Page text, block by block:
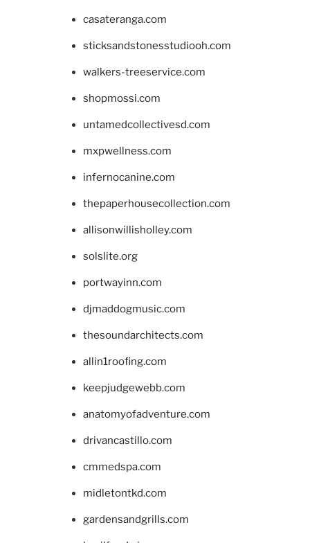
casateranga.com
sticksandstonesstudiooh.com
walkers-treeservice.com
shopmossi.com
untamedcollectivesd.com
mxpwellness.com
infernocanine.com
thepaperhousecollection.com
allisonwillisholley.com
solslite.org
portwayinn.com
djmaddogmusic.com
thesoundarchitects.com
allin1roofing.com
keepjudgewebb.com
anatomyofadventure.com
drivancastillo.com
cmmedspa.com
midletontkd.com
gardensandgrills.com